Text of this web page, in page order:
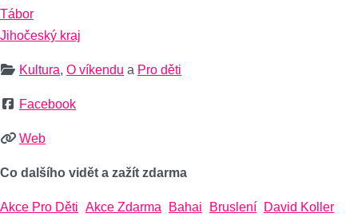
Tábor
Jihočeský kraj
Kultura, O víkendu a Pro děti
Facebook
Web
Co dalšího vidět a zažít zdarma
Akce Pro Děti Akce Zdarma Bahai Bruslení David Koller